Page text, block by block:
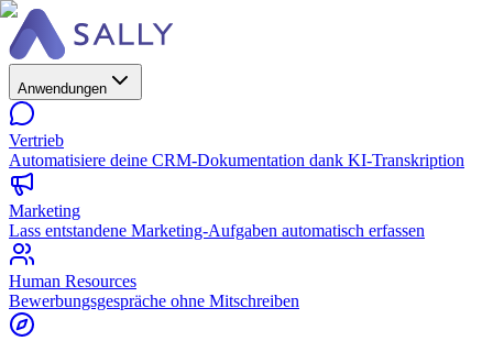
Anwendungen
Vertrieb
Automatisiere deine CRM-Dokumentation dank KI-Transkription
Marketing
Lass entstandene Marketing-Aufgaben automatisch erfassen
Human Resources
Bewerbungsgespräche ohne Mitschreiben